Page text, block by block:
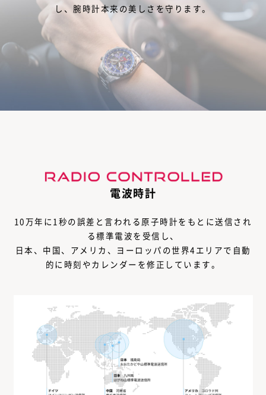
し、腕時計本来の美しさを守ります。
電波時計
10万年に1秒の誤差と言われる原子時計をもとに送信され
る標準電波を受信し、
日本、中国、アメリカ、ヨーロッパの世界4エリアで自動
的に時刻やカレンダーを修正しています。